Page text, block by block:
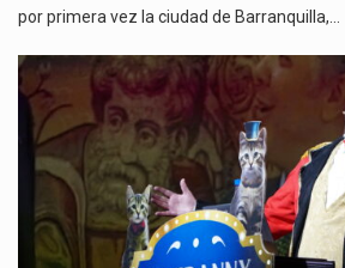
por primera vez la ciudad de Barranquilla,…